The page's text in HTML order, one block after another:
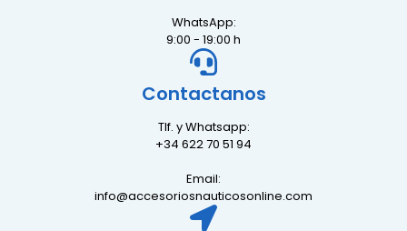
WhatsApp:
9:00 - 19:00 h
Contactanos
Tlf. y Whatsapp:
+34 622 70 51 94
Email:
info@accesoriosnauticosonline.com